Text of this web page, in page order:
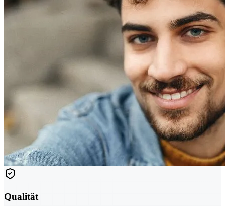
Qualität